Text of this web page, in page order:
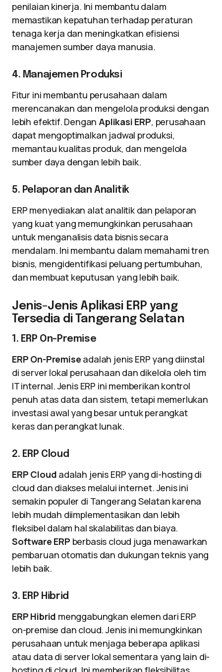
penilaian kinerja. Ini membantu dalam
memastikan kepatuhan terhadap peraturan
tenaga kerja dan meningkatkan efisiensi
manajemen sumber daya manusia.
4. Manajemen Produksi
Fitur ini membantu perusahaan dalam
merencanakan dan mengelola produksi dengan
lebih efektif. DenganAplikasi ERP, perusahaan
dapat mengoptimalkan jadwal produksi,
memantau kualitas produk, dan mengelola
sumber daya dengan lebih baik.
5. Pelaporan dan Analitik
ERP menyediakan alat analitik dan pelaporan
yang kuat yang memungkinkan perusahaan
untuk menganalisis data bisnis secara
mendalam. Ini membantu dalam memahami tren
bisnis, mengidentifikasi peluang pertumbuhan,
dan membuat keputusan yang lebih baik.
Jenis-Jenis Aplikasi ERP yang
Tersedia di Tangerang Selatan
1. ERP On-Premise
ERP On-Premise adalah jenis ERP yang diinstal
di server lokal perusahaan dan dikelola oleh tim
IT internal. Jenis ERP ini memberikan kontrol
penuh atas data dan sistem, tetapi memerlukan
investasi awal yang besar untuk perangkat
keras dan perangkat lunak.
2. ERP Cloud
ERP Cloud adalah jenis ERP yang di-hosting di
cloud dan diakses melalui internet. Jenis ini
semakin populer di Tangerang Selatan karena
lebih mudah diimplementasikan dan lebih
fleksibel dalam hal skalabilitas dan biaya.
Software ERP berbasis cloud juga menawarkan
pembaruan otomatis dan dukungan teknis yang
lebih baik.
3. ERP Hibrid
ERP Hibrid menggabungkan elemen dari ERP
on-premise dan cloud. Jenis ini memungkinkan
perusahaan untuk menjaga beberapa aplikasi
atau data di server lokal sementara yang lain di-